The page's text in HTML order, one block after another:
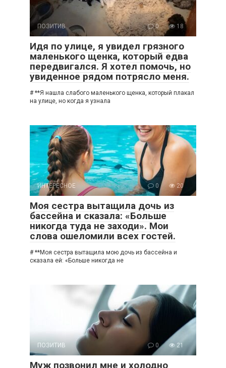
ПОЗИТИВ 0 18
Идя по улице, я увидел грязного
маленького щенка, который едва
передвигался. Я хотел помочь, но
увиденное рядом потрясло меня.
# **Я нашла слабого маленького щенка, который плакал
на улице, но когда я узнала
ИНТЕРЕСНОЕ 0 20
Моя сестра вытащила дочь из
бассейна и сказала: «Больше
никогда туда не заходи». Мои
слова ошеломили всех гостей.
# **Моя сестра вытащила мою дочь из бассейна и
сказала ей: «Больше никогда не
ПОЗИТИВ 0 21
Муж позвонил мне и холодно